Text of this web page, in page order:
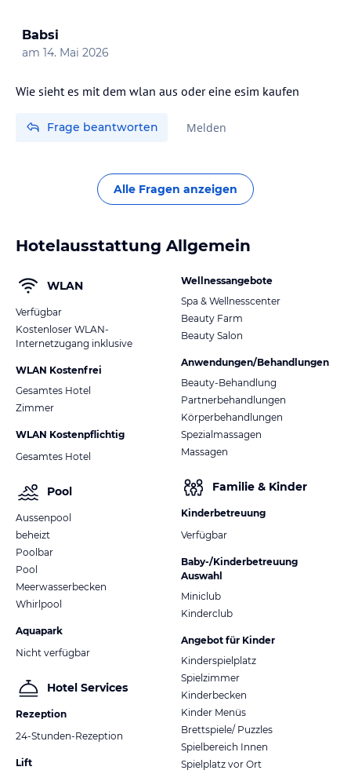
Babsi
am 14. Mai 2026
Wie sieht es mit dem wlan aus oder eine esim kaufen
Frage beantworten Melden
Alle Fragen anzeigen
Hotelausstattung Allgemein
WLAN
Verfügbar
Kostenloser WLAN-
Internetzugang inklusive
WLAN Kostenfrei
Gesamtes Hotel
Zimmer
WLAN Kostenpflichtig
Gesamtes Hotel
Pool
Aussenpool
beheizt
Poolbar
Pool
Meerwasserbecken
Whirlpool
Aquapark
Nicht verfügbar
Hotel Services
Rezeption
24-Stunden-Rezeption
Lift
Wellnessangebote
Spa & Wellnesscenter
Beauty Farm
Beauty Salon
Anwendungen/Behandlungen
Beauty-Behandlung
Partnerbehandlungen
Körperbehandlungen
Spezialmassagen
Massagen
Familie & Kinder
Kinderbetreuung
Verfügbar
Baby-/Kinderbetreuung
Auswahl
Miniclub
Kinderclub
Angebot für Kinder
Kinderspielplatz
Spielzimmer
Kinderbecken
Kinder Menüs
Brettspiele/ Puzzles
Spielbereich Innen
Spielplatz vor Ort